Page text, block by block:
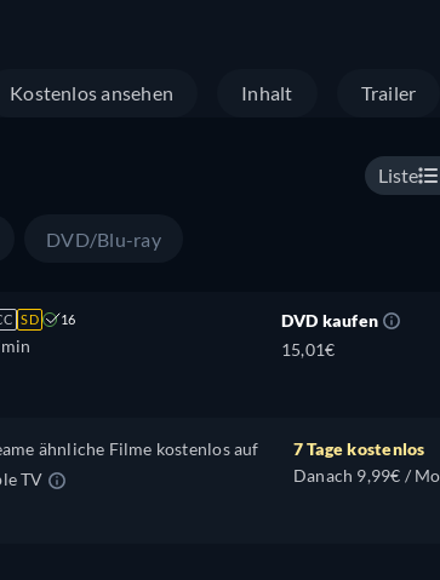
Kostenlos ansehen Inhalt Trailer
Liste
DVD/Blu-ray
SD 16
DVD kaufen
15,01€
ähnliche Filme kostenlos auf
TV
7 Tage kostenlos
Danach 9,99€ /